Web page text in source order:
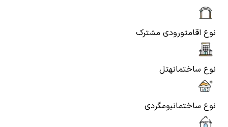
نوع اقامتورودی مشترک
نوع ساختمانهتل
نوع ساختمانبومگردی